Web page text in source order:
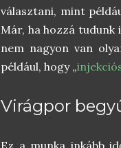
választani, mint
Már, ha hozzá tudunk
nem nagyon van
például, hogy „
Virágpor
Ez a munka inkább